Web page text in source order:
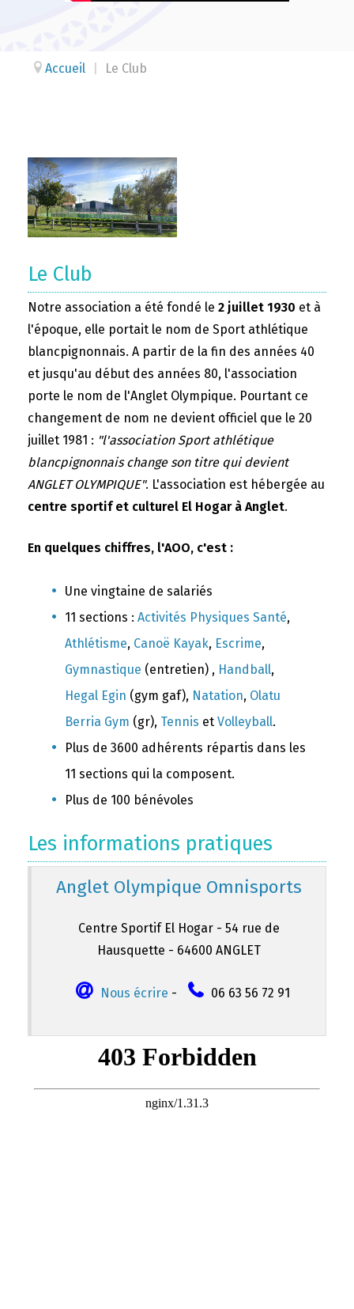
Accueil Le Club
Le Club
Notre association a été fondé le 2 juillet 1930 et à
l'époque, elle portait le nom de Sport athlétique
blancpignonnais. A partir de la fin des années 40
et jusqu'au début des années 80, l'association
porte le nom de l'Anglet Olympique. Pourtant ce
changement de nom ne devient officiel que le 20
juillet 1981 : "l'association Sport athlétique
blancpignonnais change son titre qui devient
ANGLET OLYMPIQUE". L'association est hébergée au
centre sportif et culturel El Hogar à Anglet.
En quelques chiffres, l'AOO, c'est :
Une vingtaine de salariés
11 sections : Activités Physiques Santé,
Athlétisme, Canoë Kayak, Escrime,
Gymnastique (entretien) , Handball,
Hegal Egin (gym gaf), Natation, Olatu
Berria Gym (gr), Tennis et Volleyball.
Plus de 3600 adhérents répartis dans les
11 sections qui la composent.
Plus de 100 bénévoles
Les informations pratiques
Anglet Olympique Omnisports
Centre Sportif El Hogar - 54 rue de
Hausquette - 64600 ANGLET
Nous écrire - 06 63 56 72 91